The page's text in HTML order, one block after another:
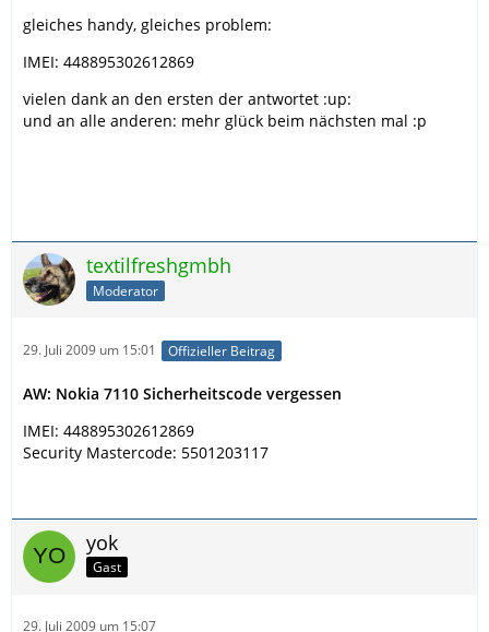
gleiches handy, gleiches problem:
IMEI: 448895302612869
vielen dank an den ersten der antwortet :up:
und an alle anderen: mehr glück beim nächsten mal :p
textilfreshgmbh
Moderator
29. Juli 2009 um 15:01 Offizieller Beitrag
AW: Nokia 7110 Sicherheitscode vergessen
IMEI: 448895302612869
Security Mastercode: 5501203117
yok
Gast
29. Juli 2009 um 15:07